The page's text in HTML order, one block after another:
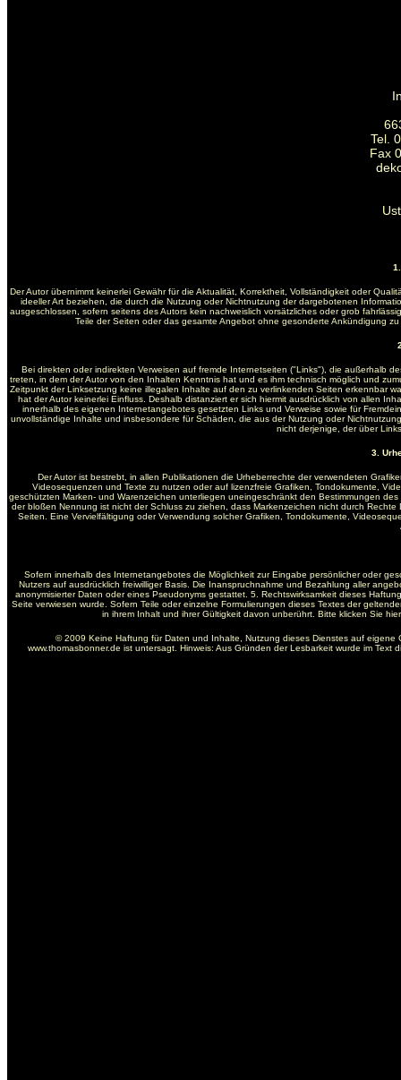
Tel.
Fax
Der Autor übernimmt keinerlei Gewähr für die Aktualität, Korrektheit, Vollständigkeit oder
ideeller Art beziehen, die durch die Nutzung oder Nichtnutzung der dargebotenen
ausgeschlossen, sofern seitens des Autors kein nachweislich vorsätzliches oder grob
Teile der Seiten oder das gesamte Angebot ohne gesonderte Ankündigung
Bei direkten oder indirekten Verweisen auf fremde Internetseiten ("Links"), die außerhalb
treten, in dem der Autor von den Inhalten Kenntnis hat und es ihm technisch möglich und
Zeitpunkt der Linksetzung keine illegalen Inhalte auf den zu verlinkenden Seiten erkennbar
hat der Autor keinerlei Einfluss. Deshalb distanziert er sich hiermit ausdrücklich von allen
innerhalb des eigenen Internetangebotes gesetzten Links und Verweise sowie für
unvollständige Inhalte und insbesondere für Schäden, die aus der Nutzung oder
nicht derjenige, der über
3.
Der Autor ist bestrebt, in allen Publikationen die Urheberrechte der verwendeten
Videosequenzen und Texte zu nutzen oder auf lizenzfreie Grafiken, Tondokumente,
geschützten Marken- und Warenzeichen unterliegen uneingeschränkt den Bestimmungen
der bloßen Nennung ist nicht der Schluss zu ziehen, dass Markenzeichen nicht durch
Seiten. Eine Vervielfältigung oder Verwendung solcher Grafiken, Tondokumente,
Sofern innerhalb des Internetangebotes die Möglichkeit zur Eingabe persönlicher oder
Nutzers auf ausdrücklich freiwilliger Basis. Die Inanspruchnahme und Bezahlung aller
anonymisierter Daten oder eines Pseudonyms gestattet. 5. Rechtswirksamkeit dieses
Seite verwiesen wurde. Sofern Teile oder einzelne Formulierungen dieses Textes der
in ihrem Inhalt und ihrer Gültigkeit davon unberührt. Bitte klicken Sie
© 2009 Keine Haftung für Daten und Inhalte, Nutzung dieses Dienstes auf
www.thomasbonner.de ist untersagt. Hinweis: Aus Gründen der Lesbarkeit wurde im